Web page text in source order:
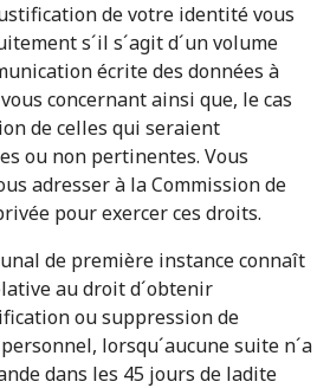
de votre identité vous
s´il s´agit d´un volume
écrite des données à
concernant ainsi que, le cas
de celles qui seraient
ou non pertinentes. Vous
adresser à la Commission de
pour exercer ces droits.
de première instance connaît
au droit d´obtenir
ou suppression de
lorsqu´aucune suite n´a
dans les 45 jours de ladite